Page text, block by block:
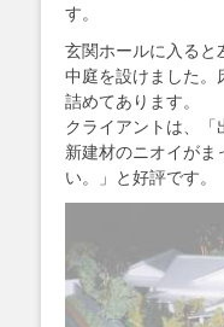
す。
玄関ホールに入ると
中庭を設けました。
詰めてあります。
クライアントは、「
新建材のニオイがま
い。」と好評です。